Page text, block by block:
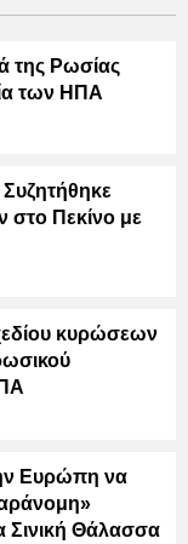
της Ρωσίας
των ΗΠΑ
στο Πεκίνο με
κυρώσεων
Ευρώπη να
Σινική Θάλασσα